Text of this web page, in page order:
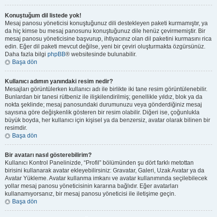
Konuştuğum dil listede yok!
Mesaj panosu yöneticisi konuştuğunuz dili destekleyen paketi kurmamıştır, ya
da hiç kimse bu mesaj panosunu konuştuğunuz dile henüz çevirmemiştir. Bir
mesaj panosu yöneticisine başvurup, ihtiyacınız olan dil paketini kurmasını rica
edin. Eğer dil paketi mevcut değilse, yeni bir çeviri oluşturmakta özgürsünüz.
Daha fazla bilgi phpBB® websitesinde bulunabilir.
Başa dön
Kullanıcı adımın yanındaki resim nedir?
Mesajları görüntülerken kullanıcı adı ile birlikte iki tane resim görüntülenebilir.
Bunlardan bir tanesi rütbeniz ile ilişkilendirilmiş; genellikle yıldız, blok ya da
nokta şeklinde; mesaj panosundaki durumunuzu veya gönderdiğiniz mesaj
sayısına göre değişkenlik gösteren bir resim olabilir. Diğeri ise, çoğunlukla
büyük boyda, her kullanıcı için kişisel ya da benzersiz, avatar olarak bilinen bir
resimdir.
Başa dön
Bir avatarı nasıl gösterebilirim?
Kullanıcı Kontrol Panelinizde, “Profil” bölümünden şu dört farklı metottan
birisini kullanarak avatar ekleyebilirsiniz: Gravatar, Galeri, Uzak Avatar ya da
Avatar Yükleme. Avatar kullanma imkanı ve avatar kullanımında seçilebilecek
yollar mesaj panosu yöneticisinin kararına bağlıdır. Eğer avatarları
kullanamıyorsanız, bir mesaj panosu yöneticisi ile iletişime geçin.
Başa dön